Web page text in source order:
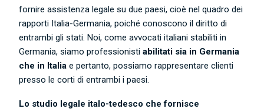
fornire assistenza legale su due paesi, cioè nel quadro dei
rapporti Italia-Germania, poiché conoscono il diritto di
entrambi gli stati. Noi, come avvocati italiani stabiliti in
Germania, siamo professionistiabilitati sia in Germania
che in Italia e pertanto, possiamo rappresentare clienti
presso le corti di entrambi i paesi.
Lo studio legale italo-tedesco che fornisce